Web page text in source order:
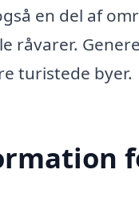
en del af
råvarer.
turistede byer.